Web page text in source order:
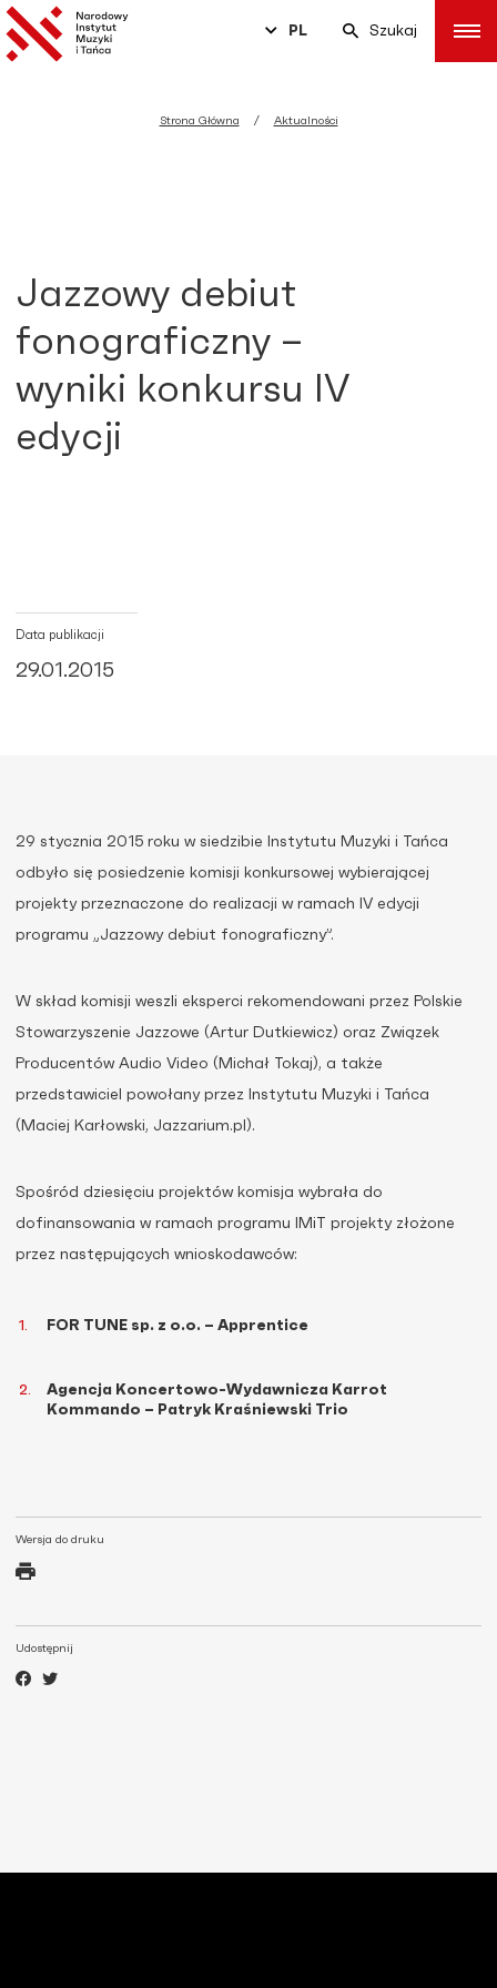
PL Szukaj
Strona Główna Aktualności
Jazzowy debiut
fonograficzny –
wyniki konkursu IV
edycji
Data publikacji
29.01.2015
Wersja do druku
Udostępnij
29 stycznia 2015 roku w siedzibie Instytutu Muzyki i Tańca
odbyło się posiedzenie komisji konkursowej wybierającej
projekty przeznaczone do realizacji w ramach IV edycji
programu „Jazzowy debiut fonograficzny”.
W skład komisji weszli eksperci rekomendowani przez Polskie
Stowarzyszenie Jazzowe (Artur Dutkiewicz) oraz Związek
Producentów Audio Video (Michał Tokaj), a także
przedstawiciel powołany przez Instytutu Muzyki i Tańca
(Maciej Karłowski, Jazzarium.pl).
Spośród dziesięciu projektów komisja wybrała do
dofinansowania w ramach programu IMiT projekty złożone
przez następujących wnioskodawców:
FOR TUNE sp. z o.o. – Apprentice
Agencja Koncertowo-Wydawnicza Karrot
Kommando – Patryk Kraśniewski Trio